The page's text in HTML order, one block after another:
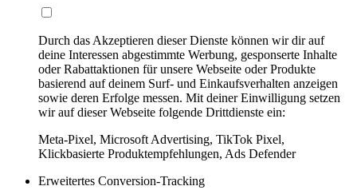
Durch das Akzeptieren dieser Dienste können wir dir auf
deine Interessen abgestimmte Werbung, gesponserte Inhalte
oder Rabattaktionen für unsere Webseite oder Produkte
basierend auf deinem Surf- und Einkaufsverhalten anzeigen
sowie deren Erfolge messen. Mit deiner Einwilligung setzen
wir auf dieser Webseite folgende Drittdienste ein:
Meta-Pixel, Microsoft Advertising, TikTok Pixel,
Klickbasierte Produktempfehlungen, Ads Defender
Erweitertes Conversion-Tracking